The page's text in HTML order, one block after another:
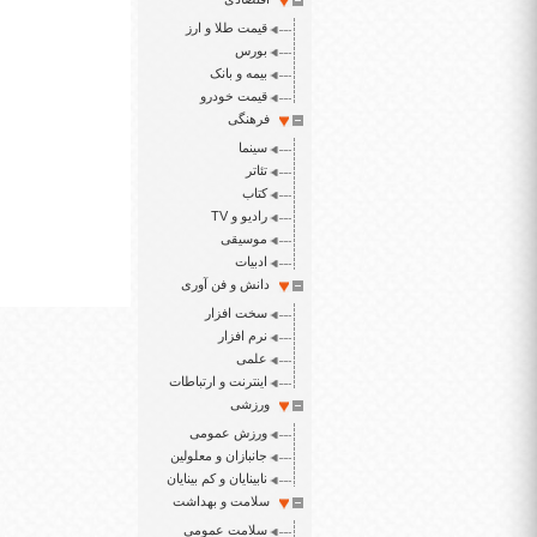
قیمت طلا و ارز
بورس
بیمه و بانک
قیمت خودرو
فرهنگی
سینما
تئاتر
کتاب
رادیو و TV
موسیقی
ادبیات
دانش و فن آوری
سخت افزار
نرم افزار
علمی
اینترنت و ارتباطات
ورزشی
ورزش عمومی
جانبازان و معلولین
نابینایان و کم بینایان
سلامت و بهداشت
سلامت عمومی